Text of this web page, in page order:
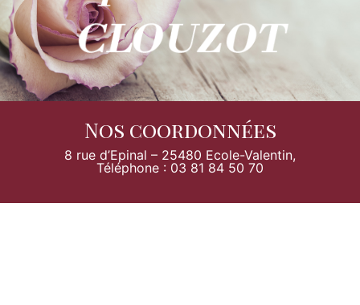
Nos coordonnées
8 rue d’Epinal – 25480 Ecole-Valentin,
Téléphone : 03 81 84 50 70